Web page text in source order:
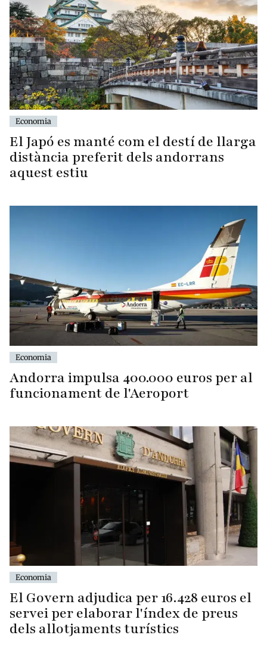
Economia
El Japó es manté com el destí de llarga
distància preferit dels andorrans
aquest estiu
Economia
Andorra impulsa 400.000 euros per al
funcionament de l'Aeroport
Economia
El Govern adjudica per 16.428 euros el
servei per elaborar l'índex de preus
dels allotjaments turístics